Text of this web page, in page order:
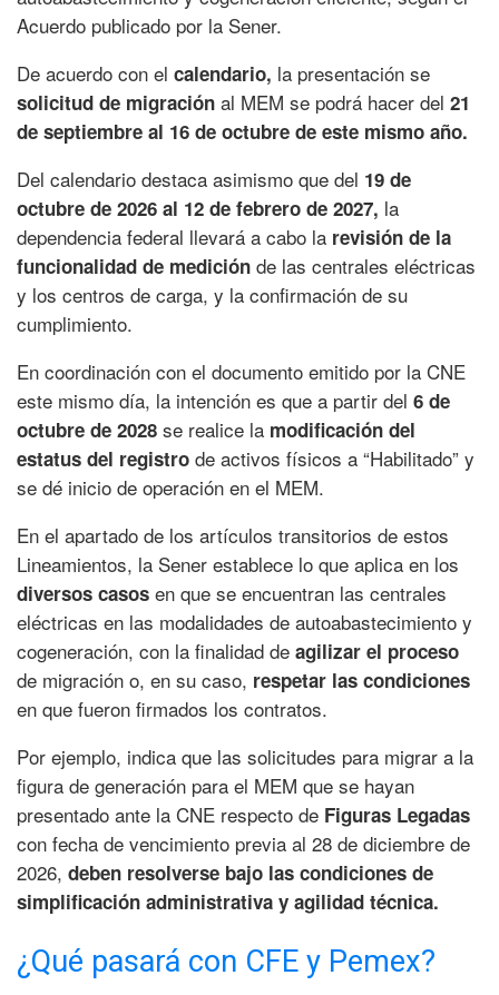
Acuerdo publicado por la Sener.
De acuerdo con el calendario, la presentación se
solicitud de migración al MEM se podrá hacer del 21
de septiembre al 16 de octubre de este mismo año.
Del calendario destaca asimismo que del 19 de
octubre de 2026 al 12 de febrero de 2027, la
dependencia federal llevará a cabo la revisión de la
funcionalidad de medición de las centrales eléctricas
y los centros de carga, y la confirmación de su
cumplimiento.
En coordinación con el documento emitido por la CNE
este mismo día, la intención es que a partir del 6 de
octubre de 2028 se realice la modificación del
estatus del registro de activos físicos a “Habilitado” y
se dé inicio de operación en el MEM.
En el apartado de los artículos transitorios de estos
Lineamientos, la Sener establece lo que aplica en los
diversos casos en que se encuentran las centrales
eléctricas en las modalidades de autoabastecimiento y
cogeneración, con la finalidad de agilizar el proceso
de migración o, en su caso, respetar las condiciones
en que fueron firmados los contratos.
Por ejemplo, indica que las solicitudes para migrar a la
figura de generación para el MEM que se hayan
presentado ante la CNE respecto de Figuras Legadas
con fecha de vencimiento previa al 28 de diciembre de
2026, deben resolverse bajo las condiciones de
simplificación administrativa y agilidad técnica.
¿Qué pasará con CFE y Pemex?